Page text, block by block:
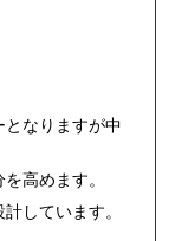
なりますが中
高めます。
しています。